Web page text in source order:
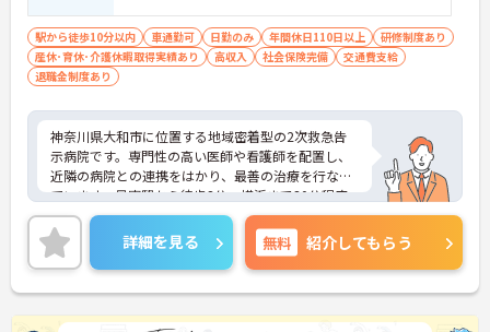
駅から徒歩10分以内 車通勤可 日勤のみ 年間休日110日以上
研修制度あり
産休･育休･介護休暇取得実績あり
高収入 社会保険完備
交通費支給
退職金制度あり
神奈川県大和市に位置する地域密着型の2次救急告
示病院です。専門性の高い医師や看護師を配置し、
近隣の病院との連携をはかり、最善の治療を行なっ
ています。最寄駅から徒歩3分、横浜まで30分程度
とアクセスの良い立地で通勤に便利です。残業もほ
とんどございませんのでプライベートや家庭との両
立もしやすい環境です。
ご興味ある方には、面接対策ポイントなど、さらに
詳細をお話しいたしますのでお気軽にご相談くださ
い。
詳細を見る 無料 紹介してもらう